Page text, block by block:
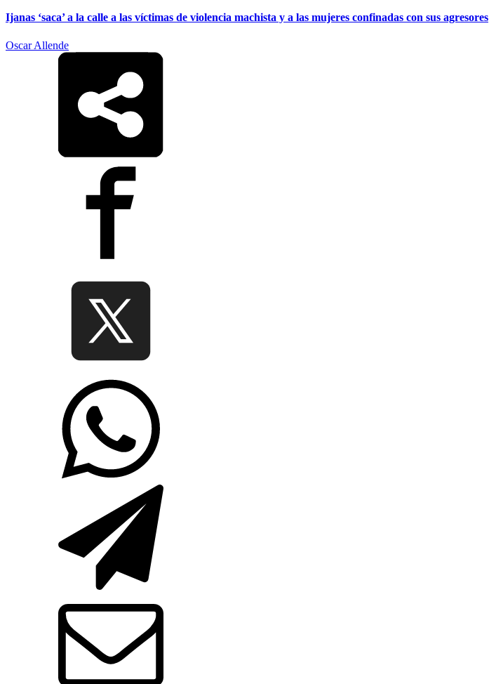
Ijanas ‘saca’ a la calle a las víctimas de violencia machista y a las mujeres confinadas con sus agresores
Oscar Allende